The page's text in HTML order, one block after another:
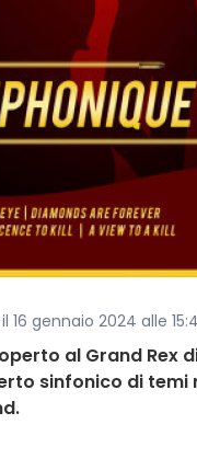
16 gennaio 2024 alle
al Grand Rex
sinfonico di